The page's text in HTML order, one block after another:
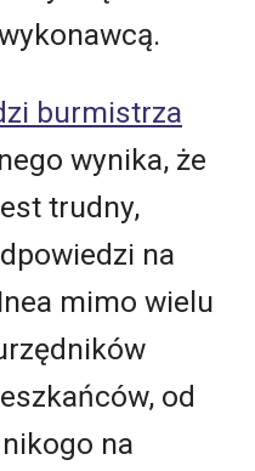
burmistrza
wynika, że
trudny,
na
mimo wielu
od
na